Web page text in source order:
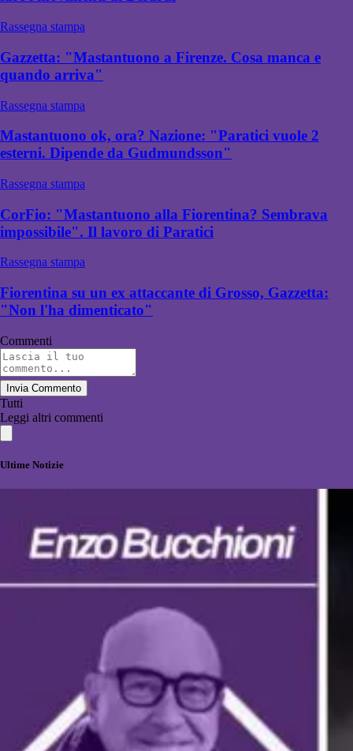
Rassegna stampa
Gazzetta: "Mastantuono a Firenze. Cosa manca e
quando arriva"
Rassegna stampa
Mastantuono ok, ora? Nazione: "Paratici vuole 2
esterni. Dipende da Gudmundsson"
Rassegna stampa
CorFio: "Mastantuono alla Fiorentina? Sembrava
impossibile". Il lavoro di Paratici
Rassegna stampa
Fiorentina su un ex attaccante di Grosso, Gazzetta:
"Non l'ha dimenticato"
Commenti
Invia Commento
Tutti
Leggi altri commenti
Ultime Notizie